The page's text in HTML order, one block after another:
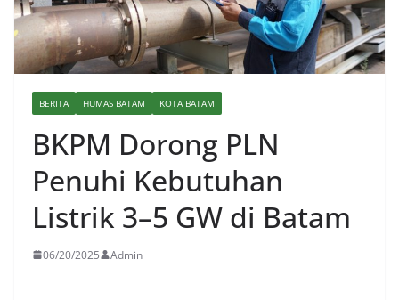
BERITA HUMAS BATAM KOTA BATAM
BKPM Dorong PLN
Penuhi Kebutuhan
Listrik 3–5 GW di Batam
06/20/2025 Admin